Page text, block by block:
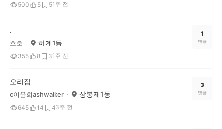
500 5 51주 전
.
호호 하계1동
355 8 31주 전
1
댓글
오리집
c이윤희ashwalker 상봉제1동
645 14 43주 전
3
댓글